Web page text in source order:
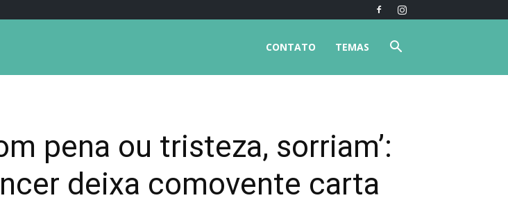
TEMAS
CONTATO
pena ou tristeza, sorriam’:
deixa comovente carta